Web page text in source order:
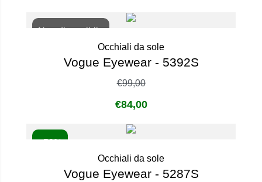
Non disponibile
Occhiali da sole
Vogue Eyewear - 5392S
€99,00
€84,00
- 50%
Occhiali da sole
Vogue Eyewear - 5287S